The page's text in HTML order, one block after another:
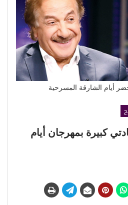
أيام الشارقة المسرحية
كبيرة بمهرجان أيام